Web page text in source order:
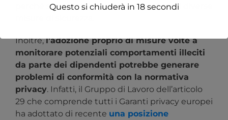
perché sono stati implementate ulteriori diverse
Inoltre,l’adozione proprio di misure volte a
monitorare potenziali comportamenti illeciti
da parte dei dipendenti potrebbe generare
problemi di conformità con la normativa
privacy. Infatti, il Gruppo di Lavoro dell’articolo
29 che comprende tutti i Garanti privacy europei
ha adottato di recente una posizione
Questo si chiuderà in 18secondi